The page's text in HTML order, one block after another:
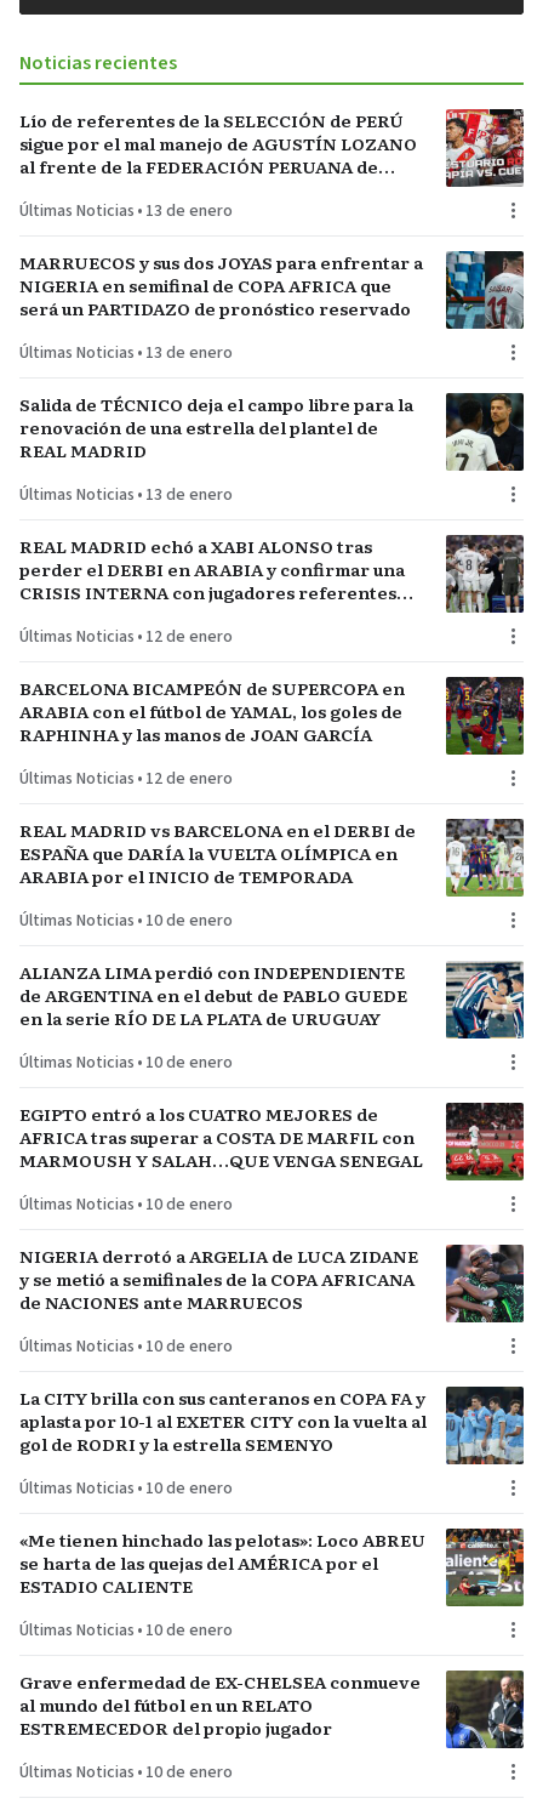
Noticias recientes
Lío de referentes de la SELECCIÓN de PERÚ
sigue por el mal manejo de AGUSTÍN LOZANO
al frente de la FEDERACIÓN PERUANA de
Últimas Noticias • 13 de enero
MARRUECOS y sus dos JOYAS para enfrentar a
NIGERIA en semifinal de COPA AFRICA que
será un PARTIDAZO de pronóstico reservado
Últimas Noticias • 13 de enero
Salida de TÉCNICO deja el campo libre para la
renovación de una estrella del plantel de
REAL MADRID
Últimas Noticias • 13 de enero
REAL MADRID echó a XABI ALONSO tras
perder el DERBI en ARABIA y confirmar una
CRISIS INTERNA con jugadores referentes
Últimas Noticias • 12 de enero
BARCELONA BICAMPEÓN de SUPERCOPA en
ARABIA con el fútbol de YAMAL, los goles de
RAPHINHA y las manos de JOAN GARCÍA
Últimas Noticias • 12 de enero
REAL MADRID vs BARCELONA en el DERBI de
ESPAÑA que DARÍA la VUELTA OLÍMPICA en
ARABIA por el INICIO de TEMPORADA
Últimas Noticias • 10 de enero
ALIANZA LIMA perdió con INDEPENDIENTE
de ARGENTINA en el debut de PABLO GUEDE
en la serie RÍO DE LA PLATA de URUGUAY
Últimas Noticias • 10 de enero
EGIPTO entró a los CUATRO MEJORES de
AFRICA tras superar a COSTA DE MARFIL con
MARMOUSH Y SALAH…QUE VENGA SENEGAL
Últimas Noticias • 10 de enero
NIGERIA derrotó a ARGELIA de LUCA ZIDANE
y se metió a semifinales de la COPA AFRICANA
de NACIONES ante MARRUECOS
Últimas Noticias • 10 de enero
La CITY brilla con sus canteranos en COPA FA y
aplasta por 10-1 al EXETER CITY con la vuelta al
gol de RODRI y la estrella SEMENYO
Últimas Noticias • 10 de enero
«Me tienen hinchado las pelotas»: Loco ABREU
se harta de las quejas del AMÉRICA por el
ESTADIO CALIENTE
Últimas Noticias • 10 de enero
Grave enfermedad de EX-CHELSEA conmueve
al mundo del fútbol en un RELATO
ESTREMECEDOR del propio jugador
Últimas Noticias • 10 de enero